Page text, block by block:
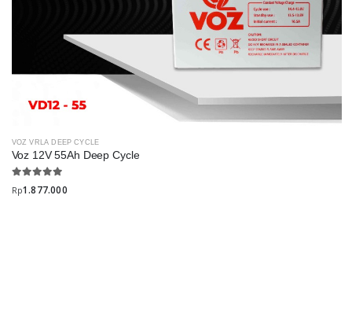
VOZ VRLA DEEP CYCLE
Voz 12V 55Ah Deep Cycle
Rp1.877.000